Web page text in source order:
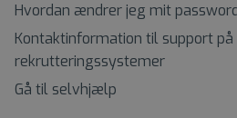
Hvordan ændrer jeg mit
Kontaktinformation til support på
rekrutteringssystemer
Gå til selvhjælp